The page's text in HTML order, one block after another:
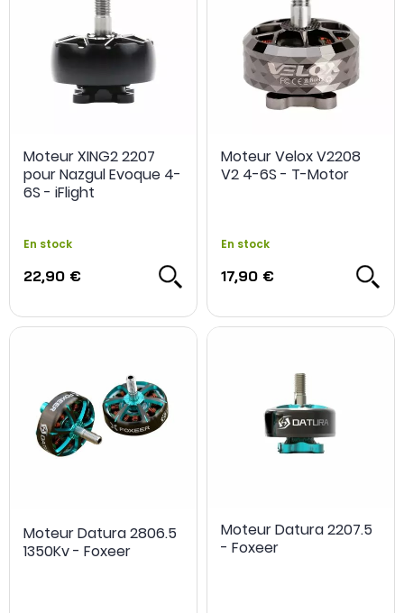
Moteur XING2 2207
pour Nazgul Evoque 4-
6S - iFlight
En stock
22,90 €
Moteur Velox V2208
V2 4-6S - T-Motor
En stock
17,90 €
Moteur Datura 2806.5
1350Kv - Foxeer
Moteur Datura 2207.5
- Foxeer